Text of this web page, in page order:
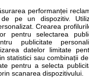
Stiri medicale
Ele nu pot substitui
consultati fie medicul Dvs.,
performanței
pe un dispozitiv.
Crearea
pentru selectarea
publicitate
datelor limitate
statistici sau combinații
pentru a selecta
scanarea dispozitivului.